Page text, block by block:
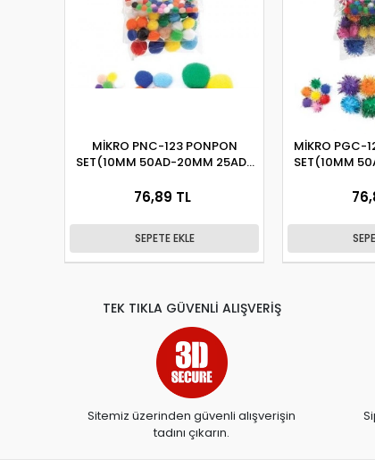
MİKRO PNC-123 PONPON
SET(10MM 50AD-20MM 25AD-
76,89 TL
SEPETE EKLE
MİKRO PGC-
SET(10MM
TEK TIKLA GÜVENLİ ALIŞVERİŞ
Sitemiz üzerinden güvenli alışverişin
tadını çıkarın.